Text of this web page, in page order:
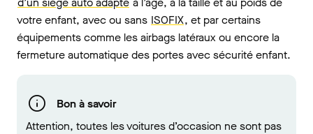
votre enfant, avec ou sans ISOFIX, et par certains
équipements comme les airbags latéraux ou encore la
fermeture automatique des portes avec sécurité enfant.
Bon à savoir
Attention, toutes les voitures d’occasion ne sont pas